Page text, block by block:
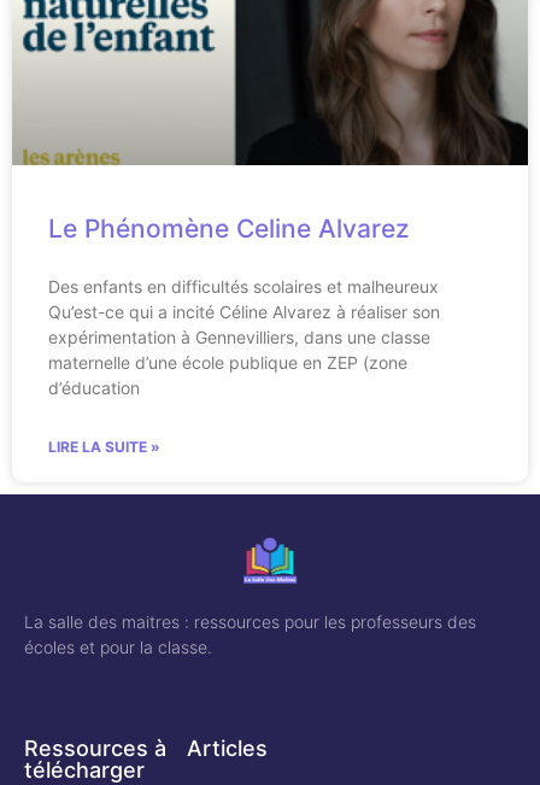
Le Phénomène Celine Alvarez
Des enfants en difficultés scolaires et malheureux
Qu’est-ce qui a incité Céline Alvarez à réaliser son
expérimentation à Gennevilliers, dans une classe
maternelle d’une école publique en ZEP (zone
d’éducation
LIRE LA SUITE »
La salle des maitres : ressources pour les professeurs des
écoles et pour la classe.
Ressources à
télécharger
Articles